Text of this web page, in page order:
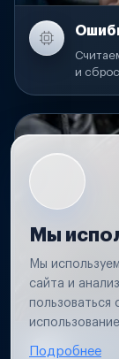
и
Мы
Мы
сайта и
пользоваться
Подробнее